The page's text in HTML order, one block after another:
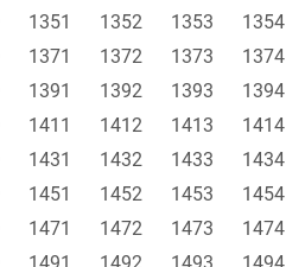
1351 1352 1353 1354
1371 1372 1373 1374
1391 1392 1393 1394
1411 1412 1413 1414
1431 1432 1433 1434
1451 1452 1453 1454
1471 1472 1473 1474